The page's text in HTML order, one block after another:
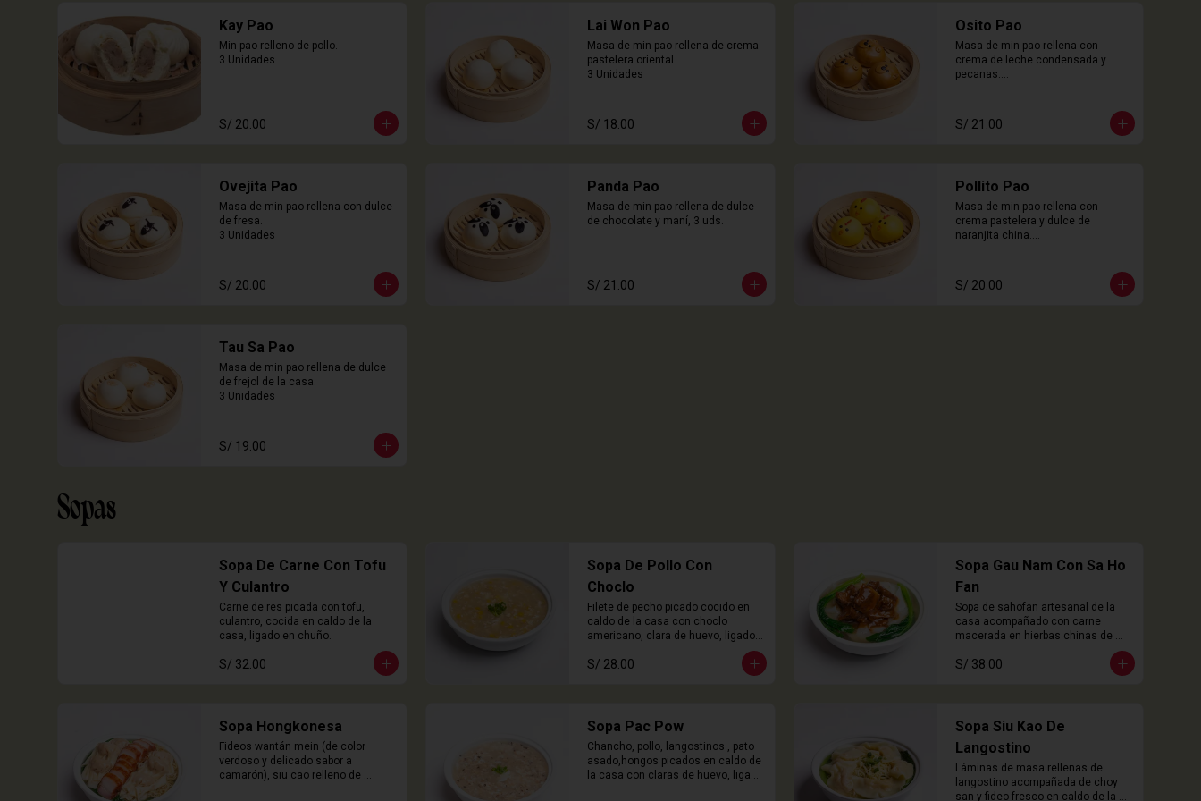
Kay Pao
Min pao relleno de pollo.
3 Unidades
S/ 20.00
Lai Won Pao
Masa de min pao rellena de crema
pastelera oriental.
3 Unidades
S/ 18.00
Osito Pao
Masa de min pao rellena con
crema de leche condensada y
pecanas.
S/ 21.00
Ovejita Pao
Masa de min pao rellena con dulce
de fresa.
3 Unidades
S/ 20.00
Panda Pao
Masa de min pao rellena de dulce
de chocolate y maní, 3 uds.
S/ 21.00
Pollito Pao
Masa de min pao rellena con
crema pastelera y dulce de
naranjita china.
S/ 20.00
Tau Sa Pao
Masa de min pao rellena de dulce
de frejol de la casa.
3 Unidades
S/ 19.00
Sopas
Sopa De Carne Con Tofu
Y Culantro
Carne de res picada con tofu,
culantro, cocida en caldo de la
casa, ligado en chuño.
S/ 32.00
Sopa De Pollo Con
Choclo
Filete de pecho picado cocido en
caldo de la casa con choclo
americano, clara de huevo, ligado
S/ 28.00
Sopa Gau Nam Con Sa Ho
Fan
Sopa de sahofan artesanal de la
casa acompañado con carne
macerada en hierbas chinas de
S/ 38.00
Sopa Hongkonesa
Fideos wantán mein (de color
verdoso y delicado sabor a
camarón), siu cao relleno de
Sopa Pac Pow
Chancho, pollo, langostinos , pato
asado,hongos picados en caldo de
la casa con claras de huevo, ligado
Sopa Siu Kao De
Langostino
Láminas de masa rellenas de
langostino acompañada de choy
san y fideo fresco en caldo de la